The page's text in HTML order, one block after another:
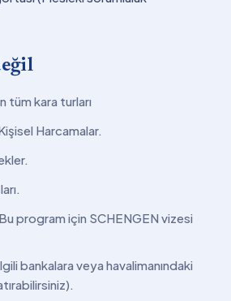
tüm kara turları
Harcamalar.
program için SCHENGEN vizesi
bankalara veya havalimanındaki